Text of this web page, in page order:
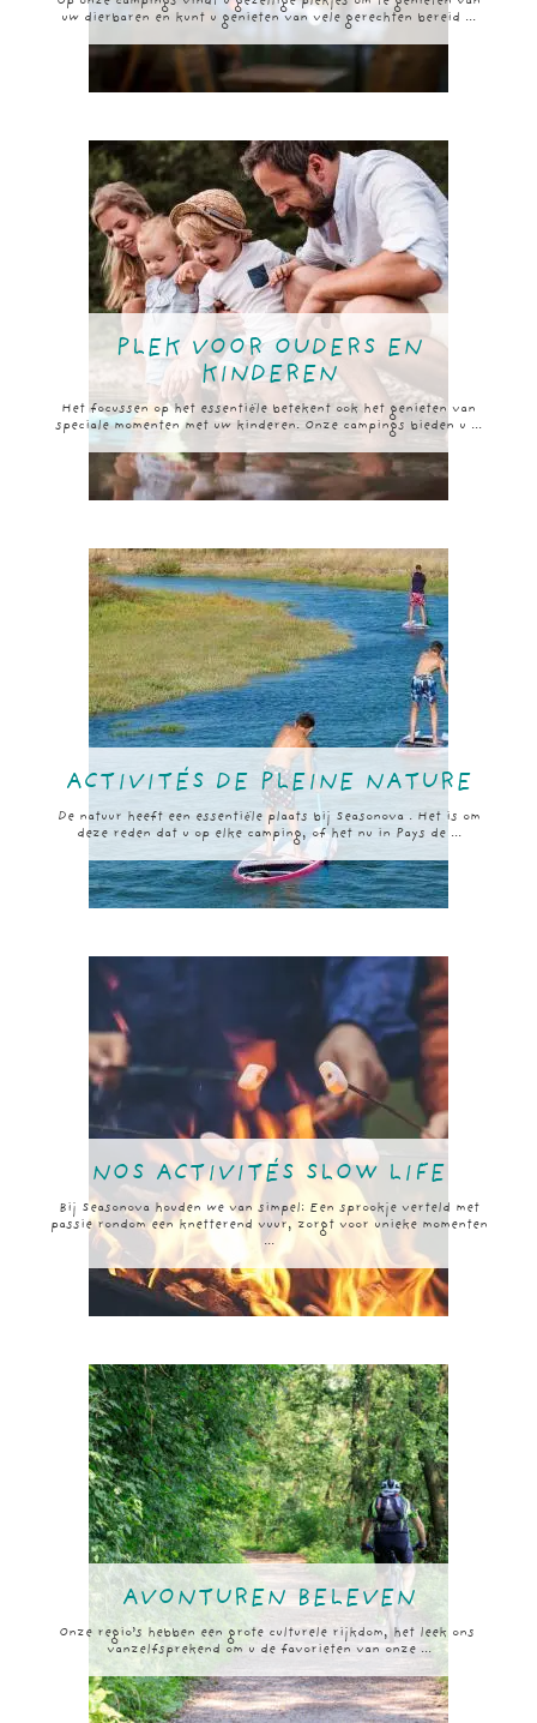
uw dierbaren en kunt u genieten van vele gerechten bereid ...
PLEK VOOR OUDERS EN
KINDEREN
Het focussen op het essentiële betekent ook het genieten van
speciale momenten met uw kinderen. Onze campings bieden u ...
ACTIVITÉS DE PLEINE NATURE
De natuur heeft een essentiële plaats bij Seasonova . Het is om
deze reden dat u op elke camping, of het nu in Pays de ...
NOS ACTIVITÉS SLOW LIFE
Bij Seasonova houden we van simpel: Een sprookje verteld met
passie rondom een knetterend vuur, zorgt voor unieke momenten
...
AVONTUREN BELEVEN
Onze regio’s hebben een grote culturele rijkdom, het leek ons ​​
vanzelfsprekend om u de favorieten van onze ...